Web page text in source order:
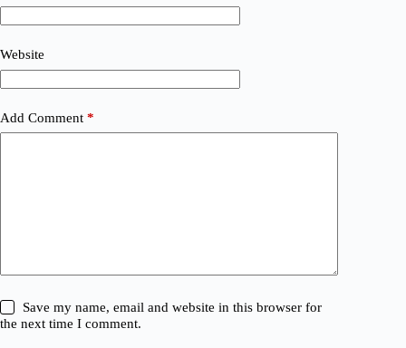
Website
Add Comment *
Save my name, email and website in this browser for
the next time I comment.